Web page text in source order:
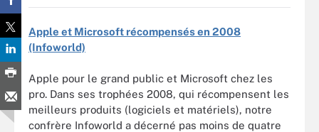
Apple et Microsoft récompensés en 2008
(Infoworld)
Apple pour le grand public et Microsoft chez les
pro. Dans ses trophées 2008, qui récompensent les
meilleurs produits (logiciels et matériels), notre
confrère Infoworld a décerné pas moins de quatre